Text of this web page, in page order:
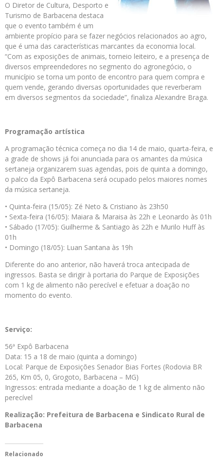
O Diretor de Cultura, Desporto e
Turismo de Barbacena destaca
que o evento também é um
ambiente propício para se fazer negócios relacionados ao agro,
que é uma das características marcantes da economia local.
“Com as exposições de animais, torneio leiteiro, e a presença de
diversos empreendedores no segmento do agronegócio, o
município se torna um ponto de encontro para quem compra e
quem vende, gerando diversas oportunidades que reverberam
em diversos segmentos da sociedade”, finaliza Alexandre Braga.
Programação artística
A programação técnica começa no dia 14 de maio, quarta-feira, e
a grade de shows já foi anunciada para os amantes da música
sertaneja organizarem suas agendas, pois de quinta a domingo,
o palco da Expô Barbacena será ocupado pelos maiores nomes
da música sertaneja.
• Quinta-feira (15/05): Zé Neto & Cristiano às 23h50
• Sexta-feira (16/05): Maiara & Maraisa às 22h e Leonardo às 01h
• Sábado (17/05): Guilherme & Santiago às 22h e Murilo Huff às
01h
• Domingo (18/05): Luan Santana às 19h
Diferente do ano anterior, não haverá troca antecipada de
ingressos. Basta se dirigir à portaria do Parque de Exposições
com 1 kg de alimento não perecível e efetuar a doação no
momento do evento.
Serviço:
56ª Expô Barbacena
Data: 15 a 18 de maio (quinta a domingo)
Local: Parque de Exposições Senador Bias Fortes (Rodovia BR
265, Km 05, 0, Grogoto, Barbacena – MG)
Ingressos: entrada mediante a doação de 1 kg de alimento não
perecível
Realização: Prefeitura de Barbacena e Sindicato Rural de
Barbacena
Relacionado